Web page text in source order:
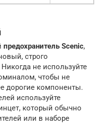
предохранитель Scenic,
строго
не используйте
чтобы не
дорогие компоненты.
используйте
который обычно
или в наборе